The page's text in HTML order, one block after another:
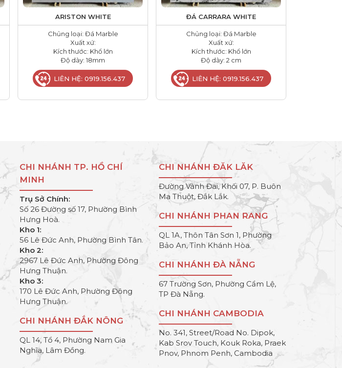
ARISTON WHITE
Chủng loại: Đá Marble
Xuất xứ:
Kích thước: Khổ lớn
Độ dày: 18mm
LIÊN HỆ: 0919.156.437
ĐÁ CARRARA WHITE
Chủng loại: Đá Marble
Xuất xứ:
Kích thước: Khổ lớn
Độ dày: 2 cm
LIÊN HỆ: 0919.156.437
CHI NHÁNH TP. HỒ CHÍ
MINH
Trụ Sở Chính:
Số 26 Đường số 17, Phường Bình
Hưng Hoà.
Kho 1:
56 Lê Đức Anh, Phường Bình Tân.
Kho 2:
2967 Lê Đức Anh, Phường Đông
Hưng Thuận.
Kho 3:
170 Lê Đức Anh, Phường Đông
Hưng Thuận.
CHI NHÁNH ĐẮK NÔNG
QL 14, Tổ 4, Phường Nam Gia
Nghĩa, Lâm Đồng.
CHI NHÁNH ĐĂK LĂK
Đường Vành Đai, Khối 07, P. Buôn
Ma Thuột, Đắk Lắk.
CHI NHÁNH PHAN RANG
QL 1A, Thôn Tân Sơn 1, Phường
Bảo An, Tỉnh Khánh Hòa.
CHI NHÁNH ĐÀ NẴNG
67 Trường Sơn, Phường Cẩm Lệ,
TP Đà Nẵng.
CHI NHÁNH CAMBODIA
No. 341, Street/Road No. Dipok,
Kab Srov Touch, Kouk Roka, Praek
Pnov, Phnom Penh, Cambodia